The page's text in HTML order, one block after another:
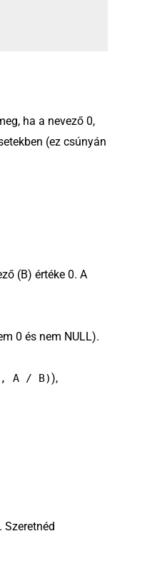
ha a nevező 0,
(ez csúnyán
(B) értéke 0. A
0 és nem NULL).
A / B)),